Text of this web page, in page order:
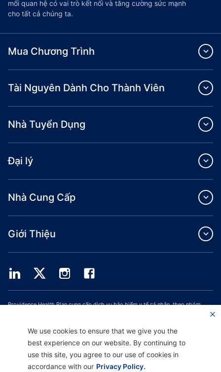
mối quan hệ có vai trò kết nối và tăng cường sức mạnh
cho tất cả chúng ta.
Mua Chương Trình
Tài Nguyên Dành Cho Thành Viên
Nhà Tuyển Dụng
Đại lý
Nhà Cung Cấp
Giới Thiệu
Providence Health Plan cung cấp dịch vụ bảo hiểm y tế cá nhân, theo nhóm
với Medicare và Bảo Hiểm Y Tế Oregon. Việc đăng ký Providence Health
We use cookies to ensure that we give you the
best experience on our website. By continuing to
use this site, you agree to our use of cookies in
accordance with our Privacy Policy.